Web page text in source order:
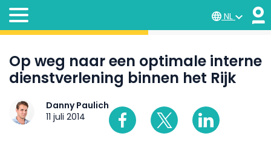
NL
Op weg naar een optimale interne
dienstverlening binnen het Rijk
Danny Paulich
11 juli 2014